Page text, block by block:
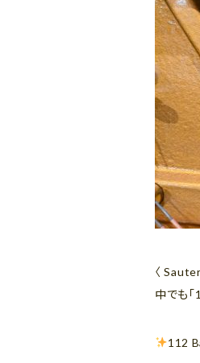
〈
中でも
112